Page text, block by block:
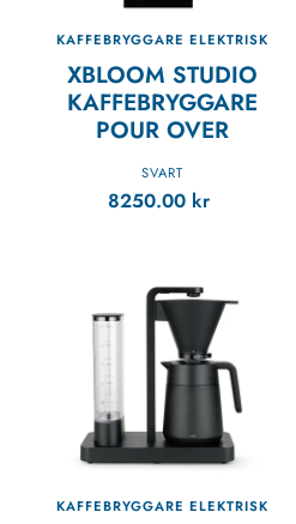
KAFFEBRYGGARE ELEKTRISK
XBLOOM STUDIO
KAFFEBRYGGARE
POUR OVER
SVART
8250.00 kr
KAFFEBRYGGARE ELEKTRISK